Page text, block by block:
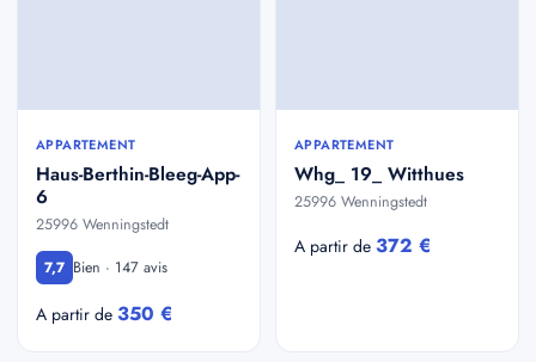
APPARTEMENT
Haus-Berthin-Bleeg-App-
6
25996 Wenningstedt
7,7 Bien · 147 avis
A partir de 350 €
APPARTEMENT
Whg_ 19_ Witthues
25996 Wenningstedt
A partir de 372 €